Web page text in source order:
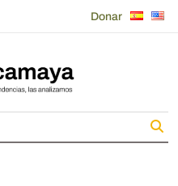
Donar